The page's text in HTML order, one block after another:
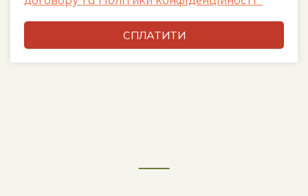
СПЛАТИТИ